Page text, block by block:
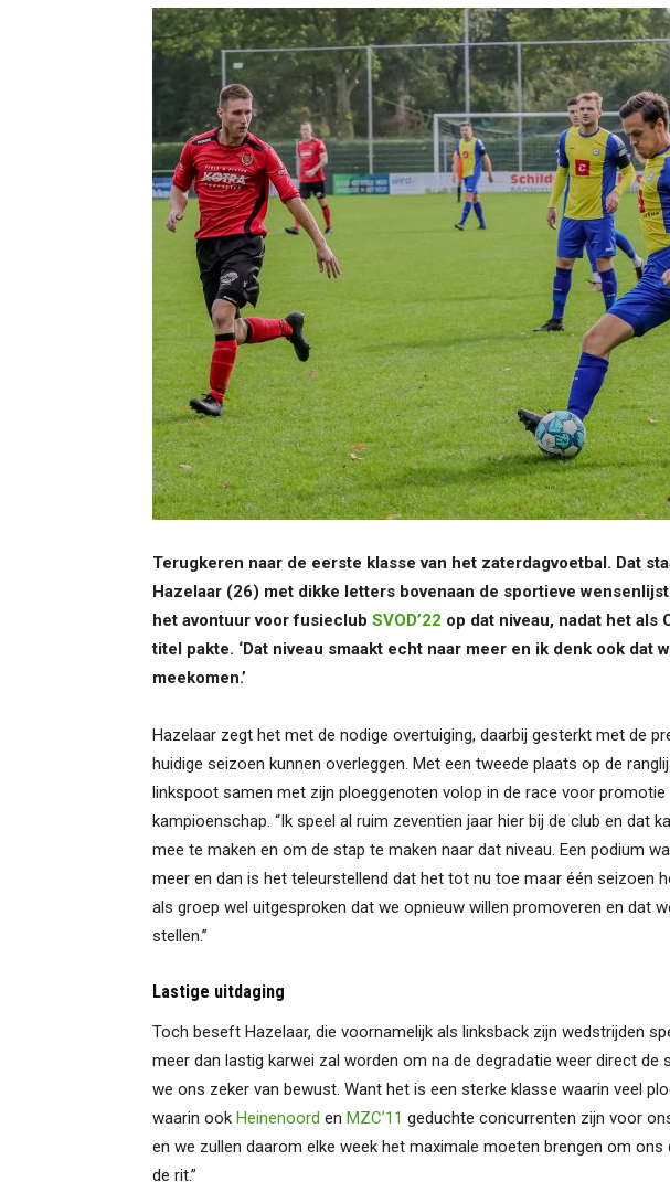
Terugkeren naar de eerste klasse van het zaterdagvoetbal. Dat
Hazelaar (26) met dikke letters bovenaan de sportieve
het avontuur voor fusieclub SVOD’22 op dat niveau, nadat het als
titel pakte. ‘Dat niveau smaakt echt naar meer en ik denk ook dat
meekomen.’
Hazelaar zegt het met de nodige overtuiging, daarbij gesterkt met de
huidige seizoen kunnen overleggen. Met een tweede plaats op de
linkspoot samen met zijn ploeggenoten volop in de race voor
kampioenschap. “Ik speel al ruim zeventien jaar hier bij de club en dat
mee te maken en om de stap te maken naar dat niveau. Een podium
meer en dan is het teleurstellend dat het tot nu toe maar één seizoen
als groep wel uitgesproken dat we opnieuw willen promoveren en dat
stellen.”
Lastige uitdaging
Toch beseft Hazelaar, die voornamelijk als linksback zijn wedstrijden
meer dan lastig karwei zal worden om na de degradatie weer direct de
we ons zeker van bewust. Want het is een sterke klasse waarin veel
waarin ook Heinenoord en MZC’11 geduchte concurrenten zijn voor
en we zullen daarom elke week het maximale moeten brengen om ons
de rit.”